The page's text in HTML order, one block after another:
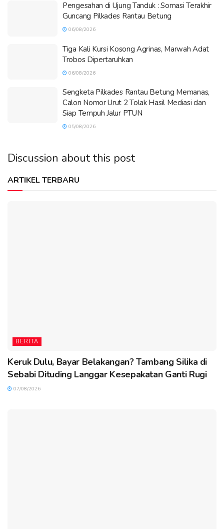
Pengesahan di Ujung Tanduk : Somasi Terakhir
Guncang Pilkades Rantau Betung
06/08/2026
Tiga Kali Kursi Kosong Agrinas, Marwah Adat
Trobos Dipertaruhkan
06/08/2026
Sengketa Pilkades Rantau Betung Memanas,
Calon Nomor Urut 2 Tolak Hasil Mediasi dan
Siap Tempuh Jalur PTUN
05/08/2026
Discussion about this post
ARTIKEL TERBARU
BERITA
Keruk Dulu, Bayar Belakangan? Tambang Silika di
Sebabi Dituding Langgar Kesepakatan Ganti Rugi
07/08/2026